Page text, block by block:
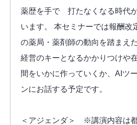
薬歴を手で 打たなくなる時代
います。 本セミナーでは報酬改
の薬局・薬剤師の動向を踏まえ
経営のキーとなるかかりつけや
間をいかに作っていくか、AIツ
ンにお話する予定です。
＜アジェンダ＞ ※講演内容は